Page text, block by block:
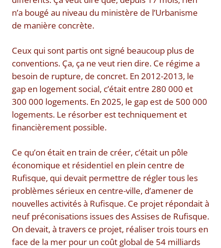
n’a bougé au niveau du ministère de l’Urbanisme
de manière concrète.
Ceux qui sont partis ont signé beaucoup plus de
conventions. Ça, ça ne veut rien dire. Ce régime a
besoin de rupture, de concret. En 2012-2013, le
gap en logement social, c’était entre 280 000 et
300 000 logements. En 2025, le gap est de 500 000
logements. Le résorber est techniquement et
financièrement possible.
Ce qu’on était en train de créer, c’était un pôle
économique et résidentiel en plein centre de
Rufisque, qui devait permettre de régler tous les
problèmes sérieux en centre-ville, d’amener de
nouvelles activités à Rufisque. Ce projet répondait à
neuf préconisations issues des Assises de Rufisque.
On devait, à travers ce projet, réaliser trois tours en
face de la mer pour un coût global de 54 milliards